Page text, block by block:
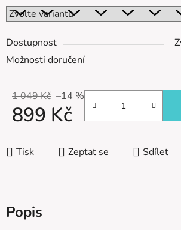
Dostupnost
Možnosti doručení
1 049 Kč –14 %
899 Kč
Tisk Zeptat se Sdílet
Popis